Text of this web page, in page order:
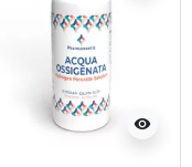
visibility